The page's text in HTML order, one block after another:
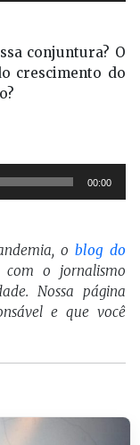
conjuntura? O
crescimento do
00:00
o blog do
com o jornalismo
Nossa página
e que você